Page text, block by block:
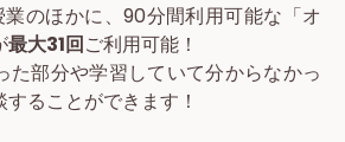
のほかに、90分間利用可能な「オ
最大31回ご利用可能！
た部分や学習していて分からなかっ
ることができます！